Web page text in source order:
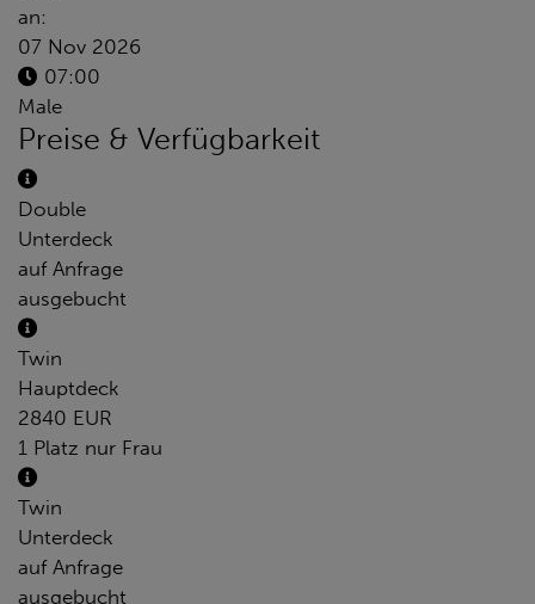
an:
07 Nov 2026
07:00
Male
Preise & Verfügbarkeit
Double
Unterdeck
auf Anfrage
ausgebucht
Twin
Hauptdeck
2840 EUR
1 Platz nur Frau
Twin
Unterdeck
auf Anfrage
ausgebucht